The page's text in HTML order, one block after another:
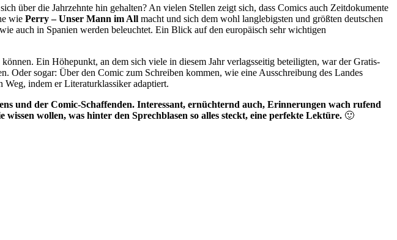
über die Jahrzehnte hin gehalten? An vielen Stellen zeigt sich, dass Comics auch Zeitdokumente
wie Perry – Unser Mann im All macht und sich dem wohl langlebigsten und größten deutschen
auch in Spanien werden beleuchtet. Ein Blick auf den europäisch sehr wichtigen
Ein Höhepunkt, an dem sich viele in diesem Jahr verlagsseitig beteiligten, war der Gratis-
Oder sogar: Über den Comic zum Schreiben kommen, wie eine Ausschreibung des Landes
indem er Literaturklassiker adaptiert.
und der Comic-Schaffenden. Interessant, ernüchternd auch, Erinnerungen wach rufend
wollen, was hinter den Sprechblasen so alles steckt, eine perfekte Lektüre. 🙂